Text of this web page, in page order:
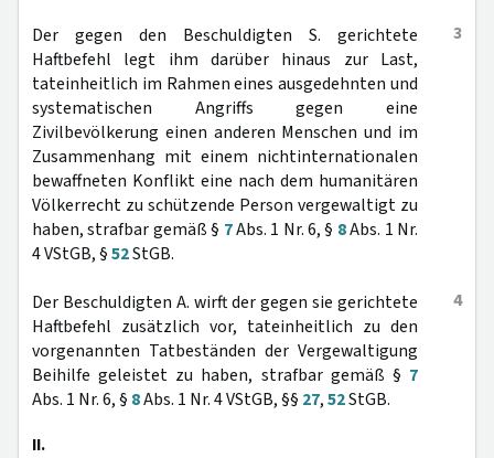
3
Der gegen den Beschuldigten S. gerichtete
Haftbefehl legt ihm darüber hinaus zur Last,
tateinheitlich im Rahmen eines ausgedehnten und
systematischen Angriffs gegen eine
Zivilbevölkerung einen anderen Menschen und im
Zusammenhang mit einem nichtinternationalen
bewaffneten Konflikt eine nach dem humanitären
Völkerrecht zu schützende Person vergewaltigt zu
haben, strafbar gemäß § 7Abs. 1 Nr. 6, § 8Abs. 1 Nr.
4 VStGB, §52StGB.
4
Der Beschuldigten A. wirft der gegen sie gerichtete
Haftbefehl zusätzlich vor, tateinheitlich zu den
vorgenannten Tatbeständen der Vergewaltigung
Beihilfe geleistet zu haben, strafbar gemäß § 7
Abs. 1 Nr. 6, § 8Abs. 1 Nr. 4 VStGB, §§ 27,52StGB.
II.